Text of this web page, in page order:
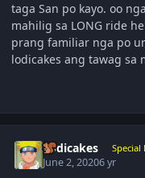
taga San po kayo. oo
mahilig sa LONG ride
prang familiar nga po
lodicakes ang tawag sa
Lodicakes Special
June 2, 20206 yr